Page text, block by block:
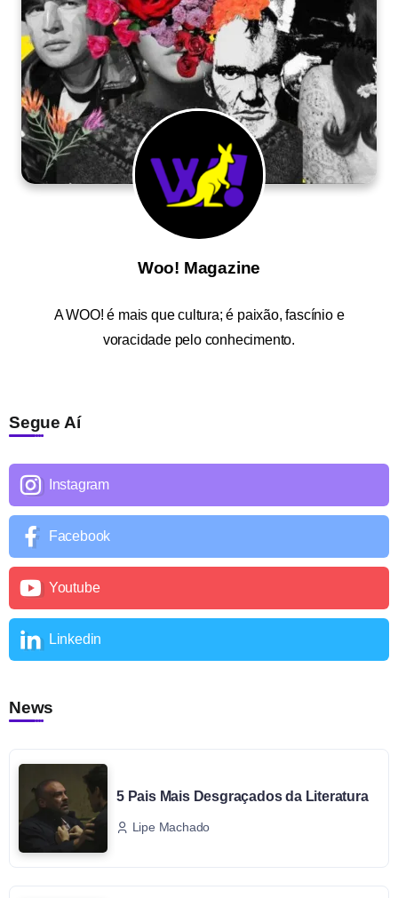
Woo! Magazine
AWOO! é mais que cultura; é paixão, fascínio e
voracidade pelo conhecimento.
Segue Aí
Instagram
Facebook
Youtube
Linkedin
News
5 Pais Mais Desgraçados da Literatura
Lipe Machado